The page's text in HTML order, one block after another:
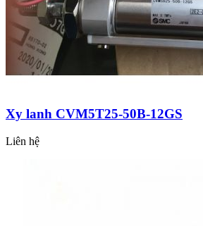
Xy lanh CVM5T25-50B-12GS
Liên hệ